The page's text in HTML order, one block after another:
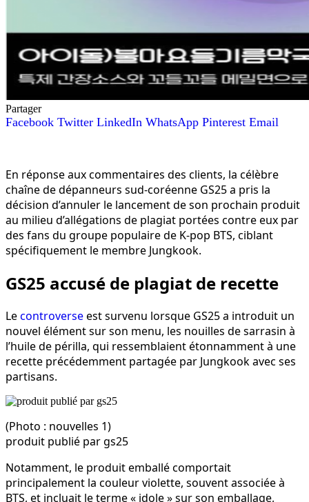
Partager
Facebook Twitter LinkedIn WhatsApp Pinterest Email
En réponse aux commentaires des clients, la célèbre
chaîne de dépanneurs sud-coréenne GS25 a pris la
décision d’annuler le lancement de son prochain produit
au milieu d’allégations de plagiat portées contre eux par
des fans du groupe populaire de K-pop BTS, ciblant
spécifiquement le membre Jungkook.
GS25 accusé de plagiat de recette
Lecontroverseest survenu lorsque GS25 a introduit un
nouvel élément sur son menu, les nouilles de sarrasin à
l’huile de périlla, qui ressemblaient étonnamment à une
recette précédemment partagée par Jungkook avec ses
partisans.
(Photo : nouvelles 1)
produit publié par gs25
Notamment, le produit emballé comportait
principalement la couleur violette, souvent associée à
BTS, et incluait le terme « idole » sur son emballage,